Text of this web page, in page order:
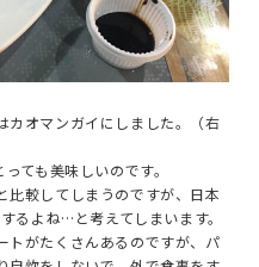
カオマンガイにしました。（右
ても美味しいのです。
比較してしまうのですが、日本
るよね…と考えてしまいます。
トがたくさんあるのですが、パ